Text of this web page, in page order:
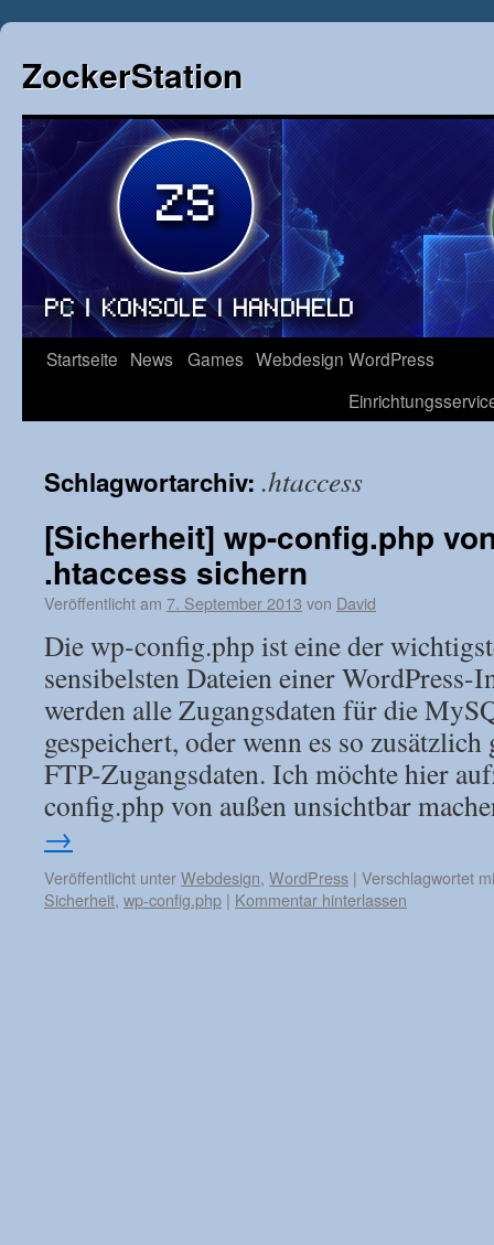
ZockerStation
Zum
Startseite News Games Webdesign WordPress
Schlagwortarchiv: .htaccess
[Sicherheit] wp-config.php
.htaccess sichern
Veröffentlicht am 7. September 2013 von David
Die wp-config.php ist eine der
sensibelsten Dateien einer
werden alle Zugangsdaten für die
gespeichert, oder wenn es so
FTP-Zugangsdaten. Ich möchte hier
config.php von außen unsichtbar
→
Veröffentlicht unterWebdesign, WordPress | Verschlagwortet
Sicherheit, wp-config.php | Kommentar hinterlassen